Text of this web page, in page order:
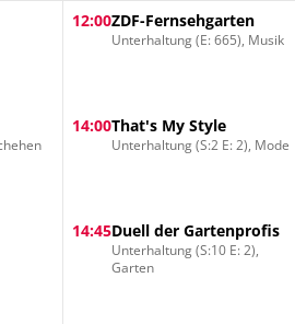
12:00ZDF-Fernsehgarten
Unterhaltung (E: 665), Musik
14:00That's My Style
Unterhaltung (S:2 E: 2), Mode
14:45Duell der Gartenprofis
Unterhaltung (S:10 E: 2),
Garten